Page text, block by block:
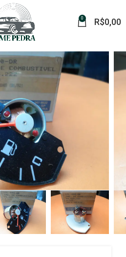
0 R$0,00